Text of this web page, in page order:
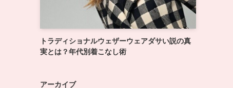
トラディショナルウェザーウェアダサい説の真
実とは？年代別着こなし術
アーカイブ